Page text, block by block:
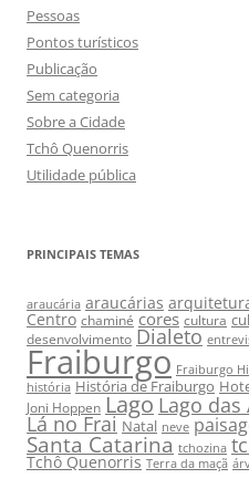
Pessoas
Pontos turísticos
Publicação
Sem categoria
Sobre a Cidade
Tchô Quenorris
Utilidade pública
PRINCIPAIS TEMAS
araucária araucárias
Centro chaminé cores cultura
desenvolvimento Dialeto
Fraiburgo Fraiburgo
história História de Fraiburgo
Joni Hoppen Lago Lago das
Lá no Frai Natal neve
Santa Catarina tchozina
Tchô Quenorris Terra da maçã